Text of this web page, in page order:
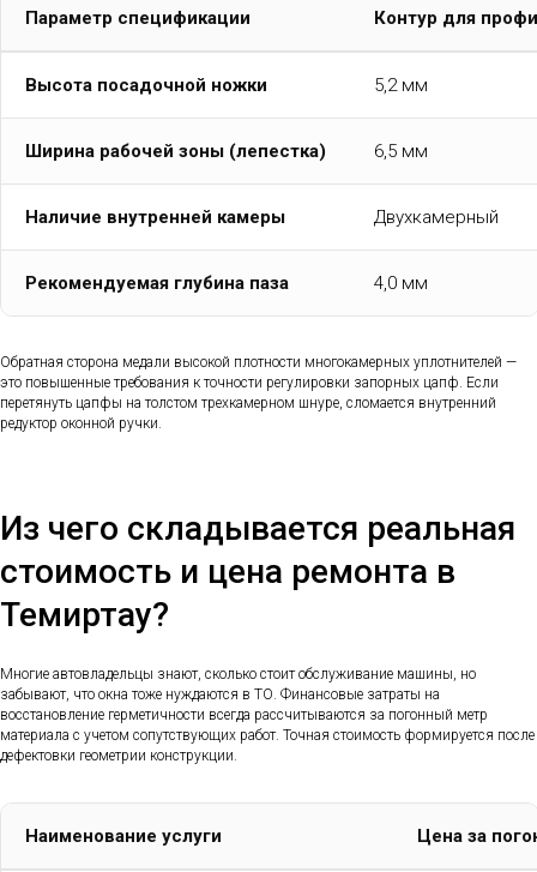
Параметр спецификации Контур для
Высота посадочной ножки 5,2 мм
Ширина рабочей зоны (лепестка) 6,5 мм
Наличие внутренней камеры Двухкамерный
Рекомендуемая глубина паза 4,0 мм
Обратная сторона медали высокой плотности многокамерных уплотнителей —
это повышенные требования к точности регулировки запорных цапф. Если
перетянуть цапфы на толстом трехкамерном шнуре, сломается внутренний
редуктор оконной ручки.
Из чего складывается реальная
стоимость и цена ремонта в
Темиртау?
Многие автовладельцы знают, сколько стоит обслуживание машины, но
забывают, что окна тоже нуждаются в ТО. Финансовые затраты на
восстановление герметичности всегда рассчитываются за погонный метр
материала с учетом сопутствующих работ. Точная стоимость формируется после
дефектовки геометрии конструкции.
Наименование услуги Цена за